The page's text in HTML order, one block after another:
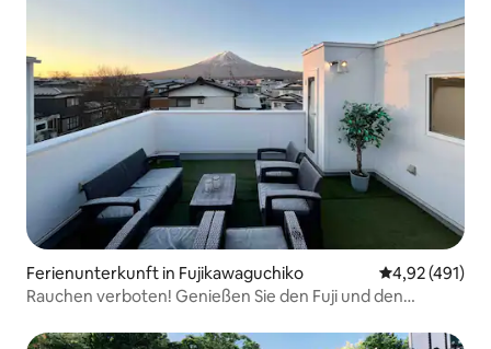
Ferienunterkunft in Fujikawaguchiko
4,92 (491)
Rauchen verboten! Genießen Sie den Fuji und den